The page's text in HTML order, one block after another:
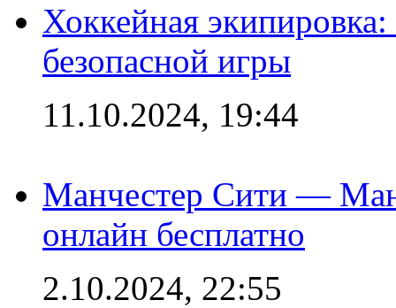
Хоккейная
безопасной игры
11.10.2024, 19:44
Манчестер Сити —
онлайн бесплатно
2.10.2024, 22:55